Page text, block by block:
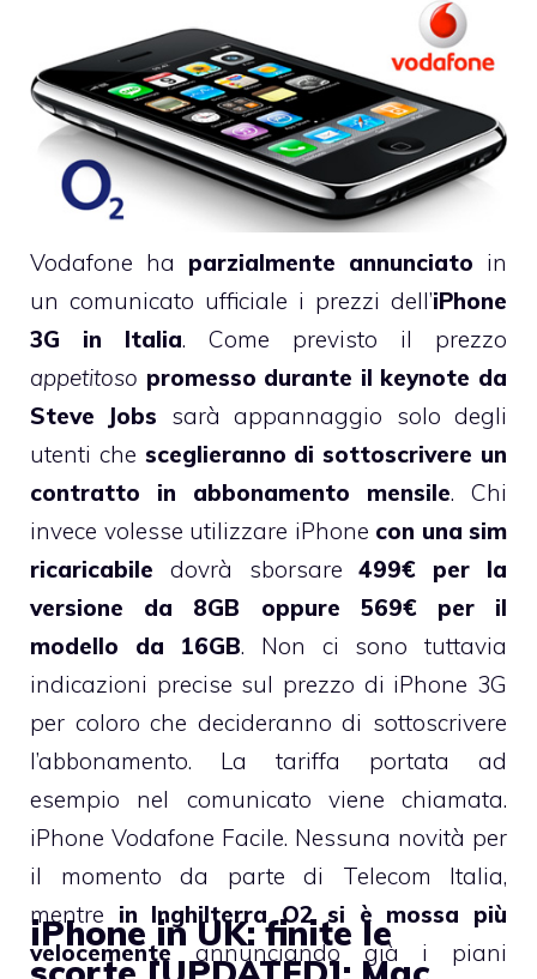
Vodafone ha parzialmente annunciato in
un comunicato ufficiale i prezzi dell’iPhone
3G in Italia. Come previsto il prezzo
appetitoso promesso durante il keynote da
Steve Jobs sarà appannaggio solo degli
utenti che sceglieranno di sottoscrivere un
contratto in abbonamento mensile. Chi
invece volesse utilizzare iPhone con una sim
ricaricabile dovrà sborsare499€ per la
versione da 8GB oppure 569€ per il
modello da 16GB. Non ci sono tuttavia
indicazioni precise sul prezzo di iPhone 3G
per coloro che decideranno di sottoscrivere
l’abbonamento. La tariffa portata ad
esempio nel comunicato viene chiamata.
iPhone Vodafone Facile. Nessuna novità per
il momento da parte di Telecom Italia,
mentre in Inghilterra O2 si è mossa più
velocemente
annunciando già i piani
iPhone in UK: finite le